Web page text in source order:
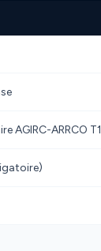
AGIRC-ARRCO